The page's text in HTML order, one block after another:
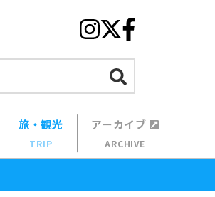
旅・観光
TRIP
アーカイブ
ARCHIVE